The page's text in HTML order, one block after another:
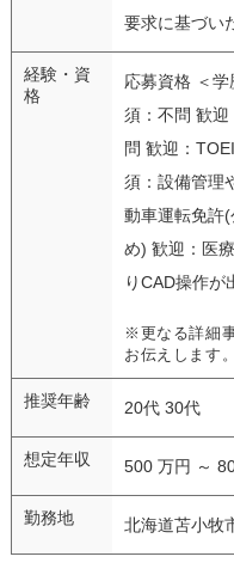
要求に基づい
経験・資
格
応募資格 ＜
須：不問 歓
問 歓迎：
須：設備管理
動車運転免許
め) 歓迎：医
りCAD操作が
※更なる詳細
お伝えします。
推奨年齢 20代 30代
想定年収 500 万円 ～
勤務地 北海道苫小牧